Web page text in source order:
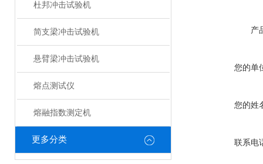
杜邦冲击试验机
简支梁冲击试验机
悬臂梁冲击试验机
熔点测试仪
熔融指数测定机
更多分类
产
您的单
您的姓
联系电